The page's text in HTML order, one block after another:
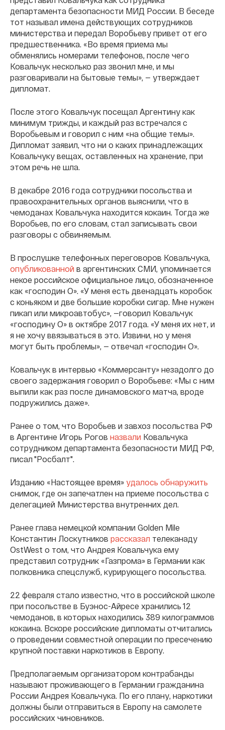
департамента безопасности МИД России. В беседе
тот называл имена действующих сотрудников
министерства и передал Воробьеву привет от его
предшественника. «Во время приема мы
обменялись номерами телефонов, после чего
Ковальчук несколько раз звонил мне, и мы
разговаривали на бытовые темы», — утверждает
дипломат.
После этого Ковальчук посещал Аргентину как
минимум трижды, и каждый раз встречался с
Воробьевым и говорил с ним «на общие темы».
Дипломат заявил, что ни о каких принадлежащих
Ковальчуку вещах, оставленных на хранение, при
этом речь не шла.
В декабре 2016 года сотрудники посольства и
правоохранительных органов выяснили, что в
чемоданах Ковальчука находится кокаин. Тогда же
Воробьев, по его словам, стал записывать свои
разговоры с обвиняемым.
В прослушке телефонных переговоров Ковальчука,
опубликованной в аргентинских СМИ, упоминается
некое российское официальное лицо, обозначенное
как «господин О». «У меня есть двенадцать коробок
с коньяком и две большие коробки сигар. Мне нужен
пикап или микроавтобус», —говорил Ковальчук
«господину О» в октябре 2017 года. «У меня их нет, и
я не хочу ввязываться в это. Извини, но у меня
могут быть проблемы», — отвечал «господин О».
Ковальчук в интервью «Коммерсанту» незадолго до
своего задержания говорил о Воробьеве: «Мы с ним
выпили как раз после динамовского матча, вроде
подружились даже».
Ранее о том, что Воробьев и завхоз посольства РФ
в Аргентине Игорь Рогов назвали Ковальчука
сотрудником департамента безопасности МИД РФ,
писал "Росбалт".
Изданию «Настоящее время» удалось обнаружить
снимок, где он запечатлен на приеме посольства с
делегацией Министерства внутренних дел.
Ранее глава немецкой компании Golden Mile
Константин Лоскутников рассказал телеканаду
OstWest о том, что Андрея Ковальчука ему
представил сотрудник «Газпрома» в Германии как
полковника спецслужб, курирующего посольства.
22 февраля стало известно, что в российской школе
при посольстве в Буэнос-Айресе хранились 12
чемоданов, в которых находились 389 килограммов
кокаина. Вскоре российские дипломаты отчитались
о проведении совместной операции по пресечению
крупной поставки наркотиков в Европу.
Предполагаемым организатором контрабанды
называют проживающего в Германии гражданина
России Андрея Ковальчука. По его плану, наркотики
должны были отправиться в Европу на самолете
российских чиновников.